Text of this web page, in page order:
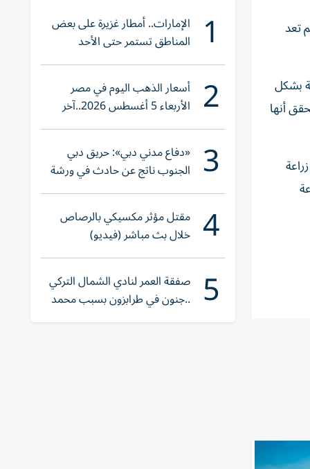
تعد
بشكل
أنها
1 الإمارات.. أمطار غزيرة على بعض
المناطق تستمر حتى الأحد
2 أسعار الذهب اليوم في مصر
الأربعاء 5 أغسطس 2026..آخر
تحديث لعيار 21
3 «دفاع مدني دبي»: حريق دبي
الجنوب ناتج عن حادث في ورشة
ولا إصابات
4 مقتل مؤثر مكسيكي بالرصاص
خلال بث مباشر (فيديو)
5 صفقة العمر لنادي الشمال التركي
..جنون في طرابزون بسبب محمد